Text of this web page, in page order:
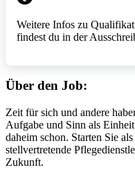
Weitere Infos zu
findest du in der
Über den Job:
Zeit für sich und andere
Aufgabe und Sinn als
daheim schon. Starten Sie
stellvertretende
Zukunft.